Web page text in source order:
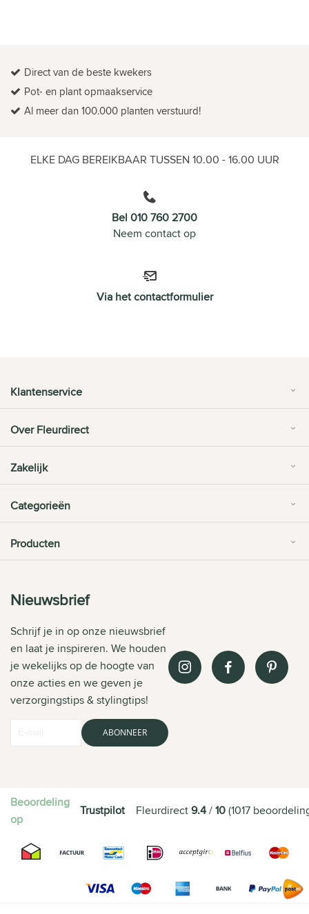
Direct van de beste kwekers
Pot- en plant opmaakservice
Al meer dan 100.000 planten verstuurd!
ELKE DAG BEREIKBAAR TUSSEN 10.00 - 16.00 UUR
Bel 010 760 2700
Neem contact op
Via het contactformulier
Klantenservice
Over Fleurdirect
Zakelijk
Categorieën
Producten
Nieuwsbrief
Schrijf je in op onze nieuwsbrief
en laat je inspireren. We houden
je wekelijks op de hoogte van
onze acties en we geven je
verzorgingstips & stylingtips!
ABONNEER
Beoordeling
op
Trustpilot Fleurdirect9.4/10(1017